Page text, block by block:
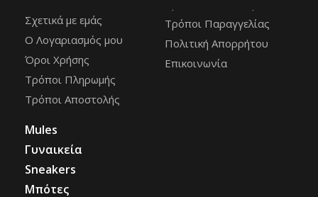
Σχετικά με εμάς
Ο Λογαριασμός μου
Όροι Χρήσης
Τρόποι Πληρωμής
Τρόποι Αποστολής
Τρόποι Παραγγελίας
Πολιτική Απορρήτου
Επικοινωνία
Mules
Γυναικεία
Sneakers
Μπότες